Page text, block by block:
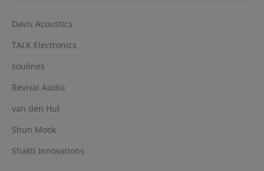
Davis Acoustics
TALK Electronics
soulines
Revival Audio
van den Hul
Shun Mook
Shakti Innovations